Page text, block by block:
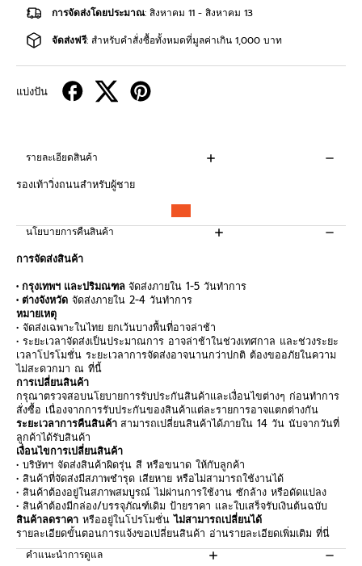
การจัดส่งโดยประมาณ: สิงหาคม 11 - สิงหาคม 13
จัดส่งฟรี: สำหรับคำสั่งซื้อทั้งหมดที่มูลค่าเกิน 1,000 บาท
แบ่งปัน
รายละเอียดสินค้า
รองเท้าวิ่งถนนสำหรับผู้ชาย
นโยบายการคืนสินค้า
การจัดส่งสินค้า
• กรุงเทพฯ และปริมณฑล จัดส่งภายใน 1-5 วันทำการ
• ต่างจังหวัด จัดส่งภายใน 2-4 วันทำการ
หมายเหตุ
• จัดส่งเฉพาะในไทย ยกเว้นบางพื้นที่อาจล่าช้า
• ระยะเวลาจัดส่งเป็นประมาณการ อาจล่าช้าในช่วงเทศกาล และช่วงระยะ
เวลาโปรโมชั่น ระยะเวลาการจัดส่งอาจนานกว่าปกติ ต้องขออภัยในความ
ไม่สะดวกมา ณ ที่นี้
การเปลี่ยนสินค้า
กรุณาตรวจสอบนโยบายการรับประกันสินค้าและเงื่อนไขต่างๆ ก่อนทำการ
สั่งซื้อ เนื่องจากการรับประกันของสินค้าแต่ละรายการอาจแตกต่างกัน
ระยะเวลาการคืนสินค้า สามารถเปลี่ยนสินค้าได้ภายใน 14 วัน นับจากวันที่
ลูกค้าได้รับสินค้า
เงื่อนไขการเปลี่ยนสินค้า
• บริษัทฯ จัดส่งสินค้าผิดรุ่น สี หรือขนาด ให้กับลูกค้า
• สินค้าที่จัดส่งมีสภาพชำรุด เสียหาย หรือไม่สามารถใช้งานได้
• สินค้าต้องอยู่ในสภาพสมบูรณ์ ไม่ผ่านการใช้งาน ซักล้าง หรือดัดแปลง
• สินค้าต้องมีกล่อง/บรรจุภัณฑ์เดิม ป้ายราคา และใบเสร็จรับเงินต้นฉบับ
สินค้าลดราคา หรืออยู่ในโปรโมชั่นไม่สามารถเปลี่ยนได้
รายละเอียดขั้นตอนการแจ้งขอเปลี่ยนสินค้า อ่านรายละเอียดเพิ่มเติม ที่นี่
คำแนะนำการดูแล